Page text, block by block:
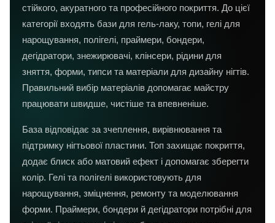
стійкого, акуратного та професійного покриття. До цієї
категорії входять бази для гель-лаку, топи, гелі для
нарощування, полігелі, праймери, бондери,
дегідратори, знежирювачі, клінсери, рідини для
зняття, форми, типси та матеріали для дизайну нігтів.
Правильний вибір матеріалів допомагає майстру
працювати швидше, чистіше та впевненіше.
База відповідає за зчеплення, вирівнювання та
підтримку нігтьової пластини. Топ захищає покриття,
додає блиск або матовий ефект і допомагає зберегти
колір. Гелі та полігелі використовують для
нарощування, зміцнення, ремонту та моделювання
форми. Праймери, бондери й дегідратори потрібні для